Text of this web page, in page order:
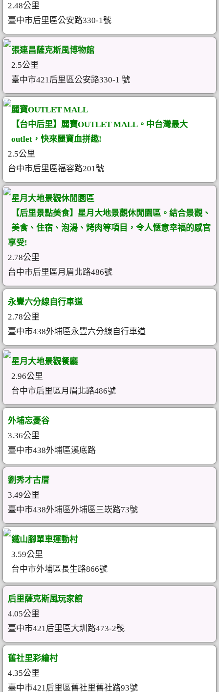
2.48公里
臺中市后里區公安路330-1號
張連昌薩克斯風博物館
2.5公里
臺中市421后里區公安路330-1 號
麗寶OUTLET MALL
【台中后里】麗寶OUTLET MALL。中台灣最大
outlet，快來麗寶血拼趣!
2.5公里
台中市后里區福容路201號
星月大地景觀休閒園區
【后里景點美食】星月大地景觀休閒園區。結合景觀、
美食、住宿、泡湯、烤肉等項目，令人愜意幸福的感官
享受!
2.78公里
台中市后里區月眉北路486號
永豐六分線自行車道
2.78公里
臺中市438外埔區永豐六分線自行車道
星月大地景觀餐廳
2.96公里
台中市后里區月眉北路486號
外埔忘憂谷
3.36公里
臺中市438外埔區溪底路
劉秀才古厝
3.49公里
臺中市438外埔區外埔區三崁路73號
鐵山腳單車運動村
3.59公里
台中市外埔區長生路866號
后里薩克斯風玩家館
4.05公里
臺中市421后里區大圳路473-2號
舊社里彩繪村
4.35公里
臺中市421后里區舊社里舊社路93號